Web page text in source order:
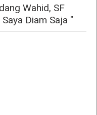
Wahid, SF
Diam Saja "